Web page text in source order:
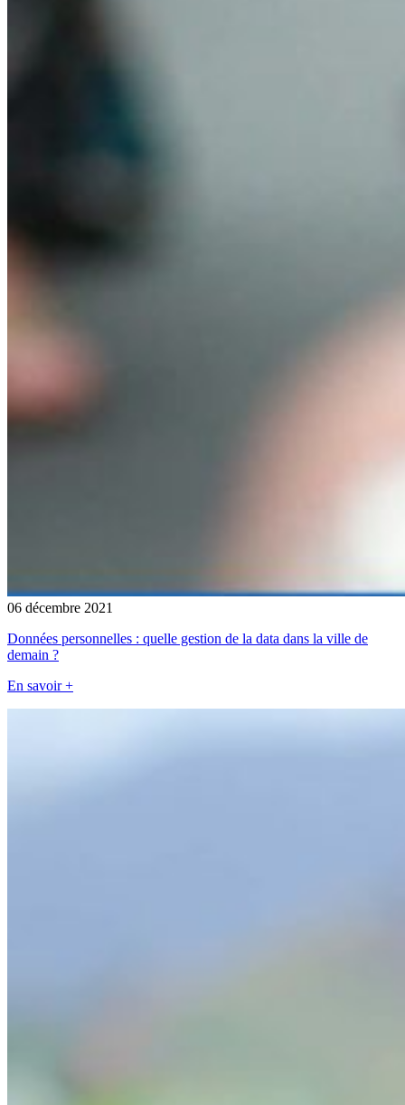
06 décembre 2021
Données personnelles : quelle gestion de la data dans la ville de
demain ?
En savoir +